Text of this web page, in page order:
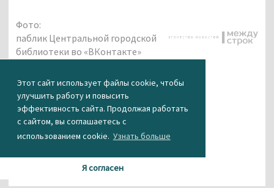
Этот сайт использует файлы cookie, чтобы
улучшить работу и повысить
эффективность сайта. Продолжая работать
с сайтом, вы соглашаетесь с
использованием cookie. Узнать больше
Я согласен
Фото:
паблик Центральной городской
библиотеки во «ВКонтакте»
КАК ВАМ НОВОСТЬ?
0 0 0 0 0